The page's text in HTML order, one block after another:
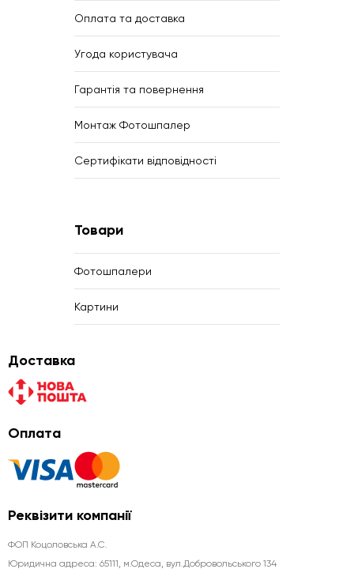
Оплата та доставка
Угода користувача
Гарантія та повернення
Монтаж Фотошпалер
Сертифікати відповідності
Товари
Фотошпалери
Картини
Доставка
Оплата
Реквізити компанії
ФОП Коцоловська А.С.
Юридична aдреса: 65111, м.Одеса, вул.Добровольського 134